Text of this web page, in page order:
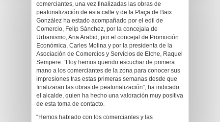
comerciantes, una vez finalizadas las obras de
peatonalización de esta calle y de la Plaça de Baix.
González ha estado acompañado por el edil de
Comercio, Felip Sànchez, por la concejala de
Urbanismo, Ana Arabid, por el concejal de Promoción
Económica, Carles Molina y por la presidenta de la
Asociación de Comercios y Servicios de Elche, Raquel
Sempere. “Hoy hemos querido escuchar de primera
mano a los comerciantes de la zona para conocer sus
impresiones tras estas primeras semanas desde que
finalizaran las obras de peatonalización”, ha indicado
el alcalde, quien ha hecho una valoración muy positiva
de esta toma de contacto.
“Hemos hablado con los comerciantes y las